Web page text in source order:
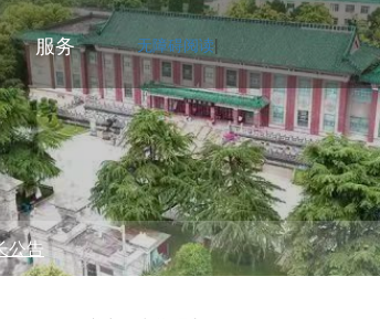
服务 无障碍阅读|